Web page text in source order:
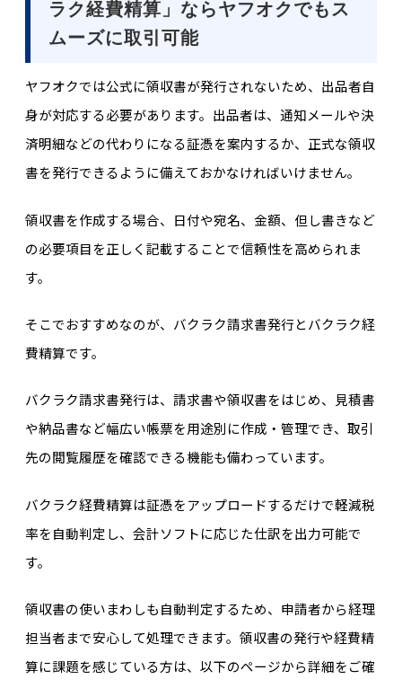
ラク経費精算」ならヤフオクでもス
ムーズに取引可能
ヤフオクでは公式に領収書が発行されないため、出品者自
身が対応する必要があります。出品者は、通知メールや決
済明細などの代わりになる証憑を案内するか、正式な領収
書を発行できるように備えておかなければいけません。
領収書を作成する場合、日付や宛名、金額、但し書きなど
の必要項目を正しく記載することで信頼性を高められま
す。
そこでおすすめなのが、バクラク請求書発行とバクラク経
費精算です。
バクラク請求書発行は、請求書や領収書をはじめ、見積書
や納品書など幅広い帳票を用途別に作成・管理でき、取引
先の閲覧履歴を確認できる機能も備わっています。
バクラク経費精算は証憑をアップロードするだけで軽減税
率を自動判定し、会計ソフトに応じた仕訳を出力可能で
す。
領収書の使いまわしも自動判定するため、申請者から経理
担当者まで安心して処理できます。領収書の発行や経費精
算に課題を感じている方は、以下のページから詳細をご確